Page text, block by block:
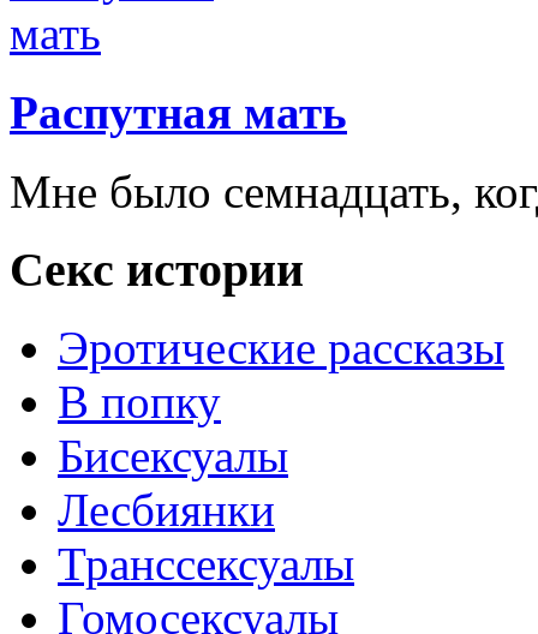
Распутная мать
Мне было семнадцать,
Секс истории
Эротические рассказы
В попку
Бисексуалы
Лесбиянки
Транссексуалы
Гомосексуалы